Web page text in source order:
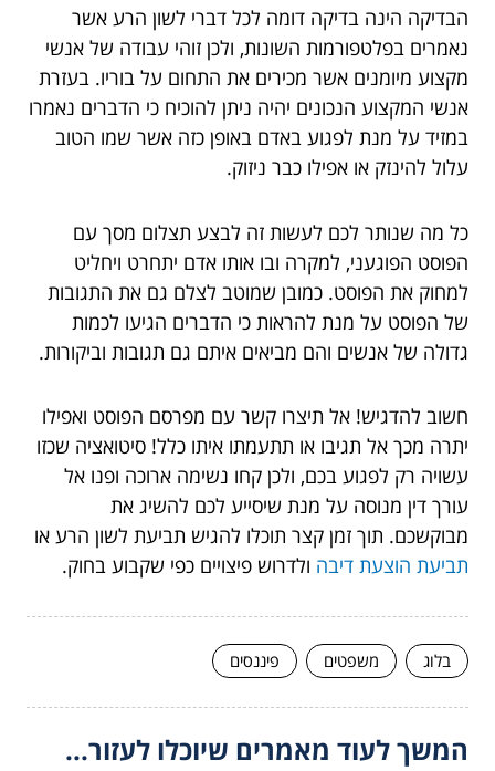
הבדיקה הינה בדיקה דומה לכל דברי לשון הרע אשר
נאמרים בפלטפורמות השונות, ולכן זוהי עבודה של אנשי
מקצוע מיומנים אשר מכירים את התחום על בוריו. בעזרת
אנשי המקצוע הנכונים יהיה ניתן להוכיח כי הדברים נאמרו
במזיד על מנת לפגוע באדם באופן כזה אשר שמו הטוב
עלול להינזק או אפילו כבר ניזוק.
כל מה שנותר לכם לעשות זה לבצע תצלום מסך עם
הפוסט הפוגעני, למקרה ובו אותו אדם יתחרט ויחליט
למחוק את הפוסט. כמובן שמוטב לצלם גם את התגובות
של הפוסט על מנת להראות כי הדברים הגיעו לכמות
גדולה של אנשים והם מביאים איתם גם תגובות וביקורות.
חשוב להדגיש! אל תיצרו קשר עם מפרסם הפוסט ואפילו
יתרה מכך אל תגיבו או תתעמתו איתו כלל! סיטואציה שכזו
עשויה רק לפגוע בכם, ולכן קחו נשימה ארוכה ופנו אל
עורך דין מנוסה על מנת שיסייע לכם להשיג את
מבוקשכם. תוך זמן קצר תוכלו להגיש תביעת לשון הרע או
תביעת הוצעת דיבה ולדרוש פיצויים כפי שקבוע בחוק.
בלוג משפטים פיננסים
המשך לעוד מאמרים שיוכלו לעזור...